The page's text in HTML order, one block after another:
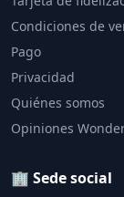
Condiciones de
Pago
Privacidad
Quiénes somos
Opiniones
🏢 Sede social